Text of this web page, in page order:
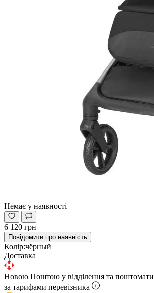
Немає у наявності
6 120 грн
Повідомити про наявність
Колір:чёрный
Доставка
Новою Поштою у відділення та поштомати
за тарифами перевізника